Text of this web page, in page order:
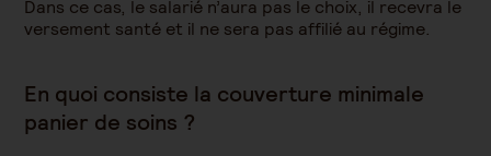
Dans ce cas, le salarié n’aura pas le choix, il recevra le
versement santé et il ne sera pas affilié au régime.
En quoi consiste la couverture minimale
panier de soins ?